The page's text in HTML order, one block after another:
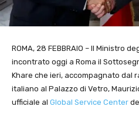
ROMA, 28 FEBBRAIO – Il Ministro
incontrato oggi a Roma il
Khare che ieri, accompagnato dal
italiano al Palazzo di Vetro,
ufficiale al Global Service Center